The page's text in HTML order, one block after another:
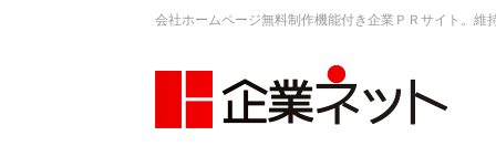
会社ホームページ無料制作機能付き企業ＰＲサイト。